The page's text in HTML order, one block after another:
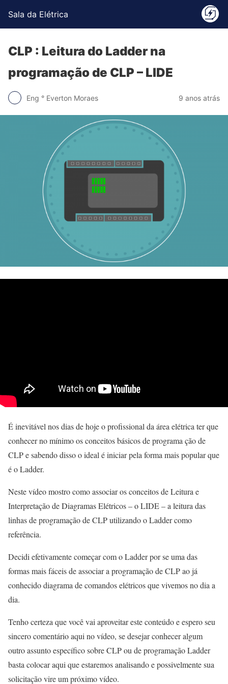
Sala da Elétrica
CLP : Leitura do Ladder na
programação de CLP – LIDE
Eng ° Everton Moraes 9 anos atrás
É inevitável nos dias de hoje o profissional da área elétrica ter que
conhecer no mínimo os conceitos básicos de programa ção de
CLP e sabendo disso o ideal é iniciar pela forma mais popular que
é o Ladder.
Neste vídeo mostro como associar os conceitos de Leitura e
Interpretação de Diagramas Elétricos – o LIDE – a leitura das
linhas de programação de CLP utilizando o Ladder como
referência.
Decidi efetivamente começar com o Ladder por se uma das
formas mais fáceis de associar a programação de CLP ao já
conhecido diagrama de comandos elétricos que vivemos no dia a
dia.
Tenho certeza que você vai aproveitar este conteúdo e espero seu
sincero comentário aqui no vídeo, se desejar conhecer algum
outro assunto específico sobre CLP ou de programação Ladder
basta colocar aqui que estaremos analisando e possivelmente sua
solicitação vire um próximo vídeo.